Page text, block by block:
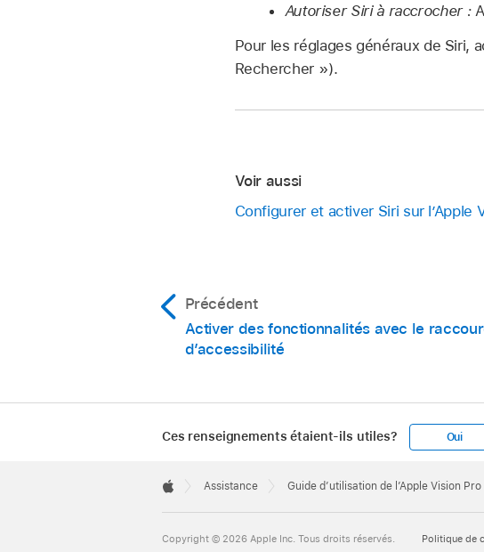
Autoriser Siri à raccrocher :
Pour les réglages généraux de Siri,
Rechercher »).
Voir aussi
Configurer et activer Siri sur l’Apple
Précédent
Activer des fonctionnalités avec le
d’accessibilité
Ces renseignements étaient-ils utiles? Oui
Footer

Assistance Guide d’utilisation de l’Apple Vision Pro
Copyright © 2026 Apple Inc. Tous droits réservés. Politique de